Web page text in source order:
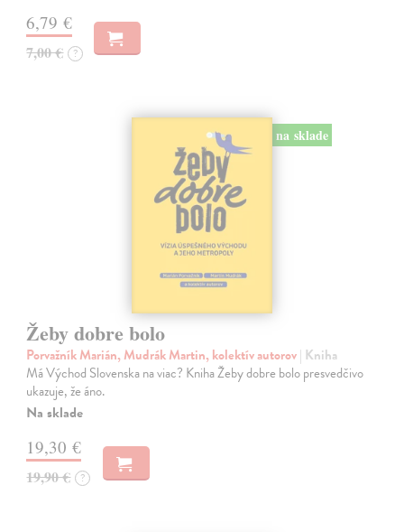
6,79 €
7,00 € ?
na sklade
Žeby dobre bolo
Porvažník Marián, Mudrák Martin, kolektív autorov| Kniha
Má Východ Slovenska na viac? Kniha Žeby dobre bolo presvedčivo
ukazuje, že áno.
Na sklade
19,30 €
19,90 € ?